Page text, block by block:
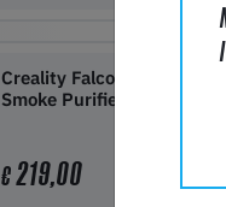
Creality Falcon Desktop
Smoke Purifier
€219,00